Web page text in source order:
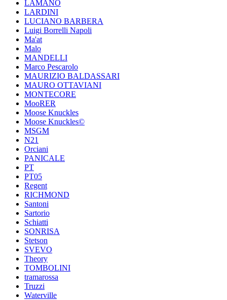
LAMANO
LARDINI
LUCIANO BARBERA
Luigi Borrelli Napoli
Ma'at
Malo
MANDELLI
Marco Pescarolo
MAURIZIO BALDASSARI
MAURO OTTAVIANI
MONTECORE
MooRER
Moose Knuckles
Moose Knuckles©️
MSGM
N21
Orciani
PANICALE
PT
PT05
Regent
RICHMOND
Santoni
Sartorio
Schiatti
SONRISA
Stetson
SVEVO
Theory
TOMBOLINI
tramarossa
Truzzi
Waterville